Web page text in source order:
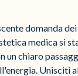
domanda
medica si
un chiaro
Unisciti